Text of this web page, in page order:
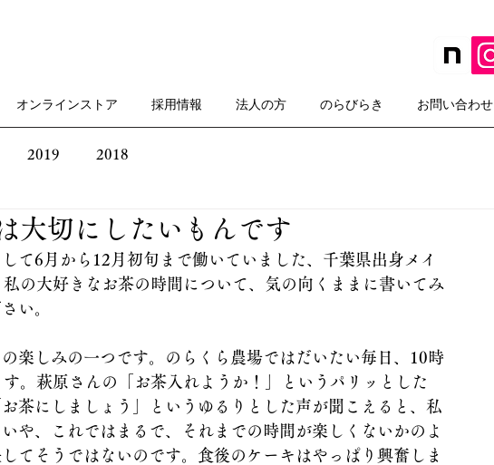
オンラインストア 採用情報 法人の方 のらびらき お問い合わせ
2019 2018
大切にしたいもんです
て6月から12月初旬まで働いていました、千葉県出身メイ
の大好きなお茶の時間について、気の向くままに書いてみ
い。
楽しみの一つです。のらくら農場ではだいたい毎日、10時
。萩原さんの「お茶入れようか！」というパリッとした
茶にしましょう」というゆるりとした声が聞こえると、私
や、これではまるで、それまでの時間が楽しくないかのよ
てそうではないのです。食後のケーキはやっぱり興奮しま